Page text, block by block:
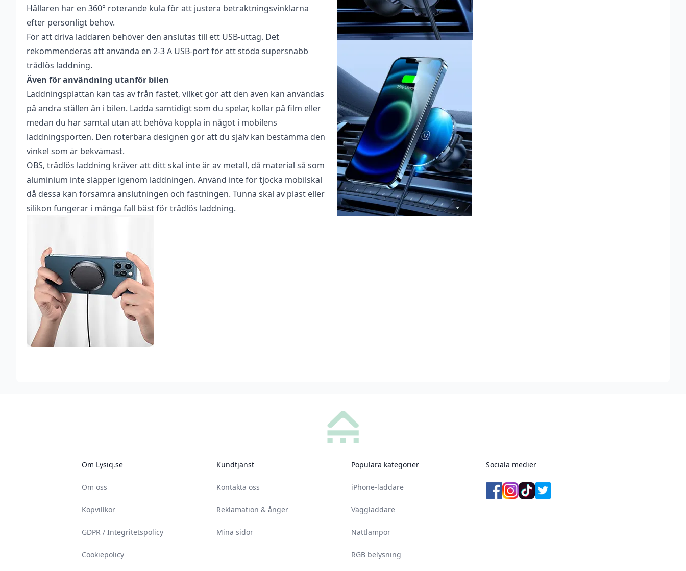
Hållaren har en 360° roterande kula för att justera betraktningsvinklarna
efter personligt behov.
För att driva laddaren behöver den anslutas till ett USB-uttag. Det
rekommenderas att använda en 2-3 A USB-port för att stöda supersnabb
trådlös laddning.
Även för användning utanför bilen
Laddningsplattan kan tas av från fästet, vilket gör att den även kan användas
på andra ställen än i bilen. Ladda samtidigt som du spelar, kollar på film eller
medan du har samtal utan att behöva koppla in något i mobilens
laddningsporten. Den roterbara designen gör att du själv kan bestämma den
vinkel som är bekvämast.
OBS, trådlös laddning kräver att ditt skal inte är av metall, då material så som
aluminium inte släpper igenom laddningen. Använd inte för tjocka mobilskal
då dessa kan försämra anslutningen och fästningen. Tunna skal av plast eller
silikon fungerar i många fall bäst för trådlös laddning.
Om Lysiq.se
Om oss
Köpvillkor
GDPR / Integritetspolicy
Cookiepolicy
Kundtjänst
Kontakta oss
Reklamation & ånger
Mina sidor
Populära kategorier
iPhone-laddare
Väggladdare
Nattlampor
RGB belysning
Sociala medier